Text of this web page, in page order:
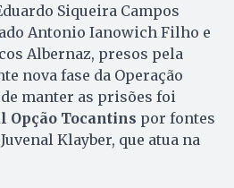
Siqueira Campos
Antonio Ianowich Filho e
Albernaz, presos pela
nova fase da Operação
manter as prisões foi
Opção Tocantins por fontes
Klayber, que atua na